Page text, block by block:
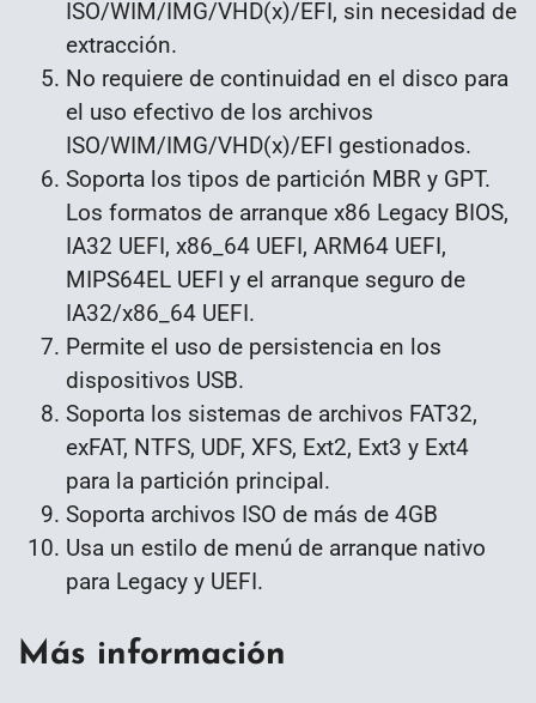
ISO/WIM/IMG/VHD(x)/EFI, sin necesidad de
extracción.
No requiere de continuidad en el disco para
el uso efectivo de los archivos
ISO/WIM/IMG/VHD(x)/EFI gestionados.
Soporta los tipos de partición MBR y GPT.
Los formatos de arranque x86 Legacy BIOS,
IA32 UEFI, x86_64 UEFI, ARM64 UEFI,
MIPS64EL UEFI y el arranque seguro de
IA32/x86_64 UEFI.
Permite el uso de persistencia en los
dispositivos USB.
Soporta los sistemas de archivos FAT32,
exFAT, NTFS, UDF, XFS, Ext2, Ext3 y Ext4
para la partición principal.
Soporta archivos ISO de más de 4GB
Usa un estilo de menú de arranque nativo
para Legacy y UEFI.
Más información